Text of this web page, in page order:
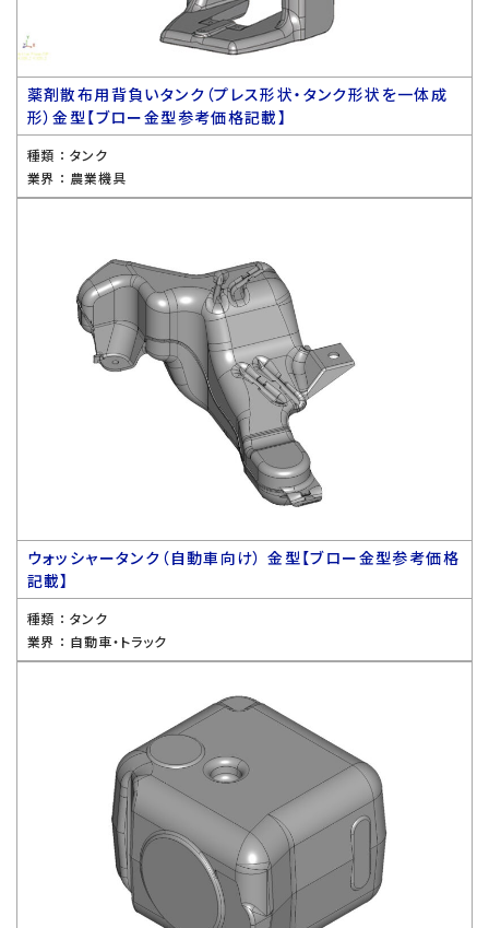
薬剤散布用背負いタンク（プレス形状・タンク形状を一体成
形）金型【ブロー金型参考価格記載】
種類 ： タンク
業界 ： 農業機具
ウォッシャータンク（自動車向け） 金型【ブロー金型参考価格
記載】
種類 ： タンク
業界 ： 自動車・トラック